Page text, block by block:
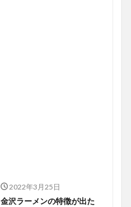
2022年3月25日
金沢ラーメンの特徴が出た